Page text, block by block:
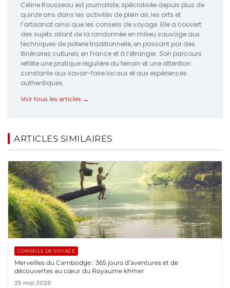
Céline Rousseau est journaliste, spécialisée depuis plus de
quinze ans dans les activités de plein air, les arts et
l’artisanat ainsi que les conseils de voyage. Elle a couvert
des sujets allant de la randonnée en milieu sauvage aux
techniques de poterie traditionnelle, en passant par des
itinéraires culturels en France et à l’étranger. Son parcours
reflète une pratique régulière du terrain et une attention
constante aux savoir-faire locaux et aux expériences
authentiques.
Voir tous les articles →
ARTICLES SIMILAIRES
CONSEILS DE VOYAGE
Merveilles du Cambodge : 365 jours d’aventures et de
découvertes au cœur du Royaume khmer
25 mai 2026